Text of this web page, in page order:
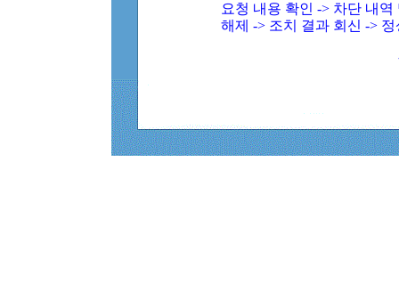
요청 내용 확인 -> 차단 내
해제 -> 조치 결과 회신 ->